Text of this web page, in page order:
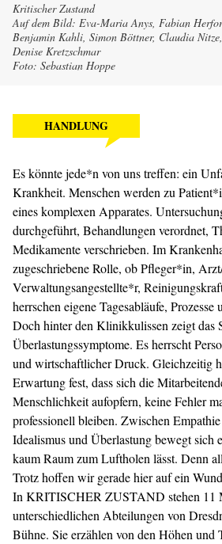
Kritischer Zustand
Auf dem Bild: Eva-Maria Anys, Fabian
Benjamin Kahli, Simon Böttner, Claudia
Denise Kretzschmar
Foto: Sebastian Hoppe
HANDLUNG
Es könnte jede*n von uns treffen: ein
Krankheit. Menschen werden zu
eines komplexen Apparates.
durchgeführt, Behandlungen verordnet,
Medikamente verschrieben. Im
zugeschriebene Rolle, ob Pfleger*in,
Verwaltungsangestellte*r,
herrschen eigene Tagesabläufe, Prozesse
Doch hinter den Klinikkulissen zeigt das
Überlastungssymptome. Es herrscht
und wirtschaft­licher Druck. Gleichzeitig
Erwartung fest, dass sich die
Menschlichkeit aufopfern, keine Fehler
professionell bleiben. Zwischen
Idealismus und Überlastung bewegt sich
kaum Raum zum Luftholen lässt. Denn
Trotz hoffen wir gerade hier auf ein
In KRITISCHER ZUSTAND stehen 11
unterschiedlichen Abteilungen von
Bühne. Sie erzählen von den Höhen und